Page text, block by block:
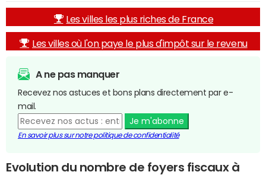
Les villes les plus riches de France
Les villes où l'on paye le plus d'impôt sur le revenu
A ne pas manquer
Recevez nos astuces et bons plans directement par e-
mail.
Je m'abonne
En savoir plus sur notre politique de confidentialité
Evolution du nombre de foyers fiscaux à